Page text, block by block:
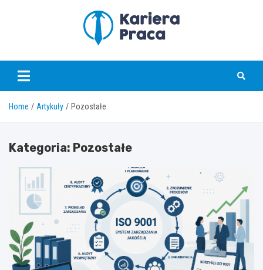
karierapraca.pl
Home Artykuły Pozostałe
Kategoria: Pozostałe